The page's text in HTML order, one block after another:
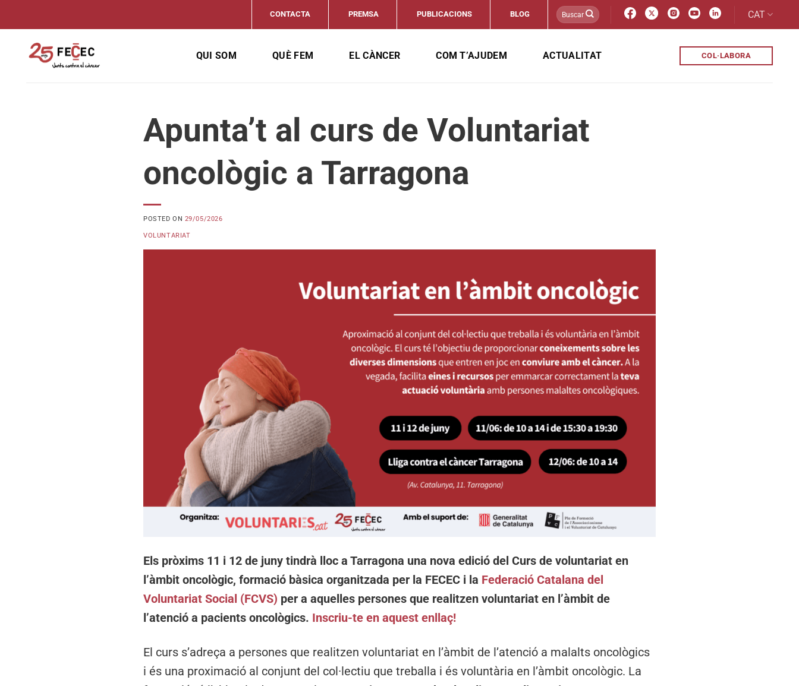
CONTACTA PREMSA PUBLICACIONS BLOG CAT
QUI SOM QUÈ FEM EL CÀNCER COM T’AJUDEM ACTUALITAT COL·LABORA
Apunta’t al curs de Voluntariat
oncològic a Tarragona
POSTED ON 29/05/2026
VOLUNTARIAT
Els pròxims 11 i 12 de juny tindrà lloc a Tarragona una nova edició del Curs de voluntariat en
l’àmbit oncològic, formació bàsica organitzada per la FECEC i la Federació Catalana del
Voluntariat Social (FCVS) per a aquelles persones que realitzen voluntariat en l’àmbit de
l’atenció a pacients oncològics. Inscriu-te en aquest enllaç!
El curs s’adreça a persones que realitzen voluntariat en l’àmbit de l’atenció a malalts oncològics
i és una proximació al conjunt del col·lectiu que treballa i és voluntària en l’àmbit oncològic. La